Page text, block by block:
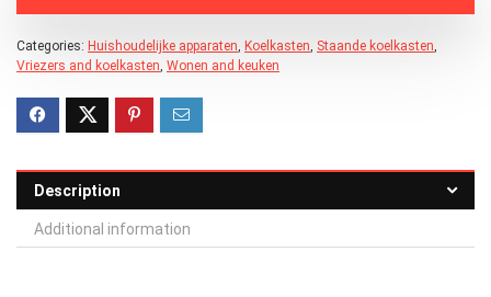
Categories: Huishoudelijke apparaten Koelkasten Staande koelkasten
Vriezers and koelkasten Wonen and keuken
Description
Additional information